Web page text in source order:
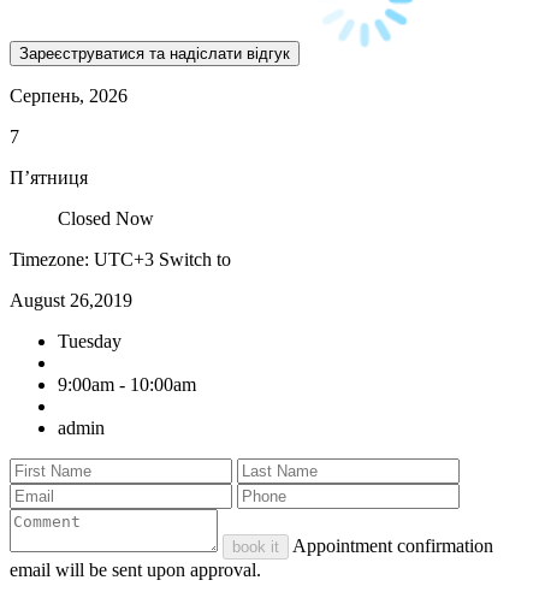
Серпень, 2026
7
П’ятниця
Closed Now
Timezone: UTC+3 Switch to
August 26,2019
Tuesday
9:00am - 10:00am
admin
book it
Appointment confirmation
email will be sent upon approval.